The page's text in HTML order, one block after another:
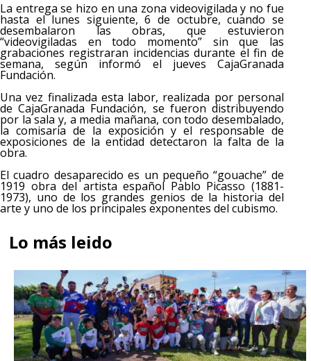
La entrega se hizo en una zona videovigilada y no fue
hasta el lunes siguiente, 6 de octubre, cuando se
desembalaron las obras, que estuvieron
“videovigiladas en todo momento” sin que las
grabaciones registraran incidencias durante el fin de
semana, según informó el jueves CajaGranada
Fundación.
Una vez finalizada esta labor, realizada por personal
de CajaGranada Fundación, se fueron distribuyendo
por la sala y, a media mañana, con todo desembalado,
la comisaria de la exposición y el responsable de
exposiciones de la entidad detectaron la falta de la
obra.
El cuadro desaparecido es un pequeño “gouache” de
1919 obra del artista español Pablo Picasso (1881-
1973), uno de los grandes genios de la historia del
arte y uno de los principales exponentes del cubismo.
Lo más leido